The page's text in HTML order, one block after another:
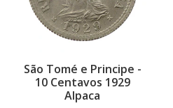
São Tomé e Principe -
10 Centavos 1929
Alpaca